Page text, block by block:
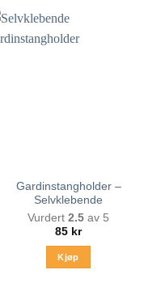
Gardinstangholder –
Selvklebende
Vurdert 2.5 av 5
85 kr
Kjøp